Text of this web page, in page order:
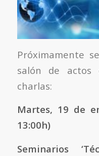
Próximamente
salón de actos
charlas:
Martes, 19 de
13:00h)
Seminarios